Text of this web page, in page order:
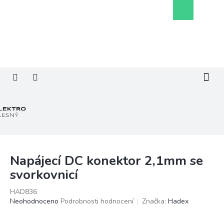
košík
Napájecí DC konektor 2,1mm se
svorkovnicí
HAD836
Průměrné
Neohodnoceno Podrobnosti hodnocení Značka: Hadex